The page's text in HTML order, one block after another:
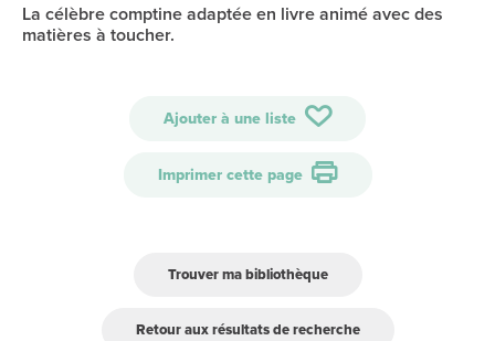
La célèbre comptine adaptée en livre animé avec des
matières à toucher.
Ajouter à une liste
Imprimer cette page
Trouver ma bibliothèque
Retour aux résultats de recherche